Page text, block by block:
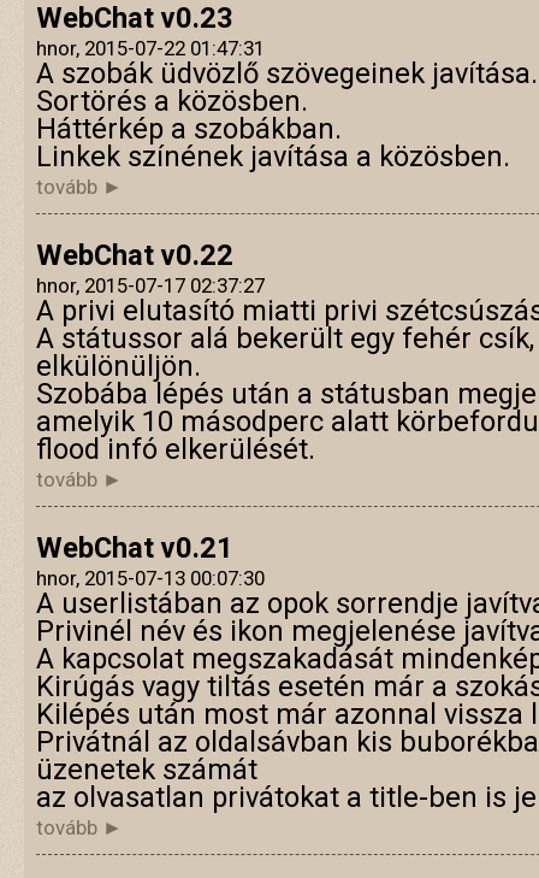
WebChat v0.23
hnor, 2015-07-22 01:47:31
A szobák üdvözlő szövegeinek javítása.
Sortörés a közösben.
Háttérkép a szobákban.
Linkek színének javítása a közösben.
tovább ►
WebChat v0.22
hnor, 2015-07-17 02:37:27
A privi elutasító miatti privi
A státussor alá bekerült egy fehér
elkülönüljön.
Szobába lépés után a státusban
amelyik 10 másodperc alatt
flood infó elkerülését.
tovább ►
WebChat v0.21
hnor, 2015-07-13 00:07:30
A userlistában az opok sorrendje
Privinél név és ikon megjelenése
A kapcsolat megszakadását
Kirúgás vagy tiltás esetén már a
Kilépés után most már azonnal vissza
Privátnál az oldalsávban kis
üzenetek számát
az olvasatlan privátokat a title-ben is
tovább ►